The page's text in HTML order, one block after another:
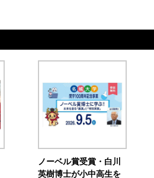
ノーベル賞受賞・白川
英樹博士が小中高生を